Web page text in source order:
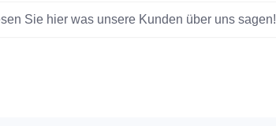
Sie hier was unsere Kunden über uns sagen!